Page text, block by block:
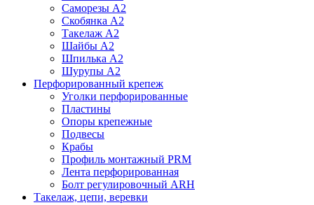
Саморезы А2
Скобянка А2
Такелаж А2
Шайбы А2
Шпилька А2
Шурупы А2
Перфорированный крепеж
Уголки перфорированные
Пластины
Опоры крепежные
Подвесы
Крабы
Профиль монтажный PRM
Лента перфорированная
Болт регулировочный ARH
Такелаж, цепи, веревки